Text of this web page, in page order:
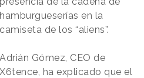
hamburgueserías en la
camiseta de los “aliens”.
Adrián Gómez, CEO de
X6tence, ha explicado que el